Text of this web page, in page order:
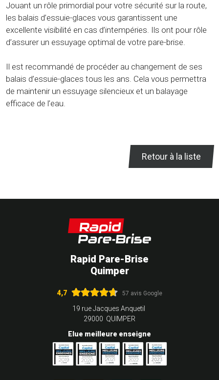
Jouant un rôle primordial pour votre sécurité sur la route,
les balais d’essuie-glaces vous garantissent une
excellente visibilité en cas d’intempéries. Ils ont pour rôle
d’assurer un essuyage optimal de votre pare-brise.
Il est recommandé de procéder au changement de ses
balais d’essuie-glaces tous les ans. Cela vous permettra
de maintenir un essuyage silencieux et un balayage
efficace de l’eau.
Retour à la liste
Rapid Pare-Brise
Quimper
4,7 57 avis Google
19 rue Jacques Anquetil
29000 QUIMPER
Elue meilleure enseigne